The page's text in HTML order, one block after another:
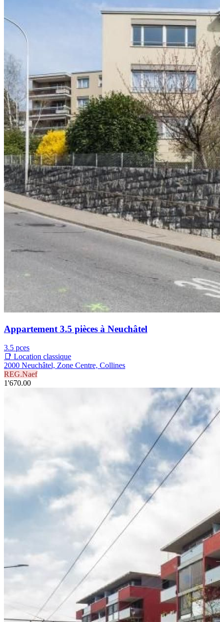
Appartement 3.5 pièces à Neuchâtel
3.5 pces
📑 Location classique
2000 Neuchâtel, Zone Centre, Collines
REG.Naef
1'670.00